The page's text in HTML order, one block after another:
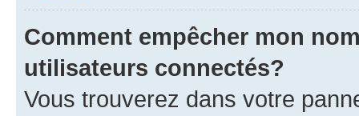
Comment empêcher mon
utilisateurs connectés?
Vous trouverez dans votre